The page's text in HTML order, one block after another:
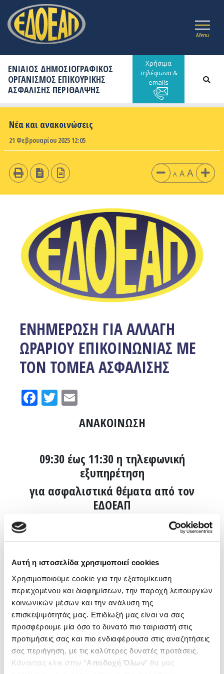
Αυτή η ιστοσελίδα χρησιμοποιεί cookies
Χρησιμοποιούμε cookie για την εξατομίκευση
περιεχομένου και διαφημίσεων, την παροχή λειτουργιών
κοινωνικών μέσων και την ανάλυση της
επισκεψιμότητάς μας. Επιδίωξή μας είναι να σας
προσφέρουμε μία όσο το δυνατό πιο ταιριαστή στις
προτιμήσεις σας και πιο ενδιαφέρουσα στις αναζητήσεις
σας περιήγηση, με τις καλύτερες δυνατές προτάσεις.
Κάνοντας κλικ στην “Αποδοχή Όλων” θα μας
Menu
ΕΝΙΑΙΟΣ ΔΗΜΟΣΙΟΓΡΑΦΙΚΟΣ
ΟΡΓΑΝΙΣΜΟΣ ΕΠΙΚΟΥΡΙΚΗΣ
ΑΣΦΑΛΙΣΗΣ ΠΕΡΙΘΑΛΨΗΣ
Χρήσιμα
τηλέφωνα &
emails
Νέα και ανακοινώσεις
21 Φεβρουαρίου 2025 12:05
A A A
ΕΝΗΜΕΡΩΣΗ ΓΙΑ ΑΛΛΑΓΗ
ΩΡΑΡΙΟΥ ΕΠΙΚΟΙΝΩΝΙΑΣ ΜΕ
ΤΟΝ ΤΟΜΕΑ ΑΣΦΑΛΙΣΗΣ
Facebook
Twitter
ΑΝΑΚΟΙΝΩΣΗ
09:30 έως 11:30 η τηλεφωνική
εξυπηρέτηση
για ασφαλιστικά θέματα από τον
ΕΔΟΕΑΠ
Ο ΕΔΟΕΑΠ ενημερώνει τους ασφαλισμένους του ότι
από
1/3/2025 μπορούν να εξυπηρετούνται από
Παρασκευή
από τις 09:30 έως και τις 11:30,
τηλεφωνική γραμμή2107264700, επιλογή 3 και 3
(μητρώο)και3 και 9 (συντάξεις).
Γενικές πληροφορίες και δικαιολογητικάσχετικά
μεθέματα ασφάλισης,
επικούρησηςκαι εφάπαξπαρέχονται από τον